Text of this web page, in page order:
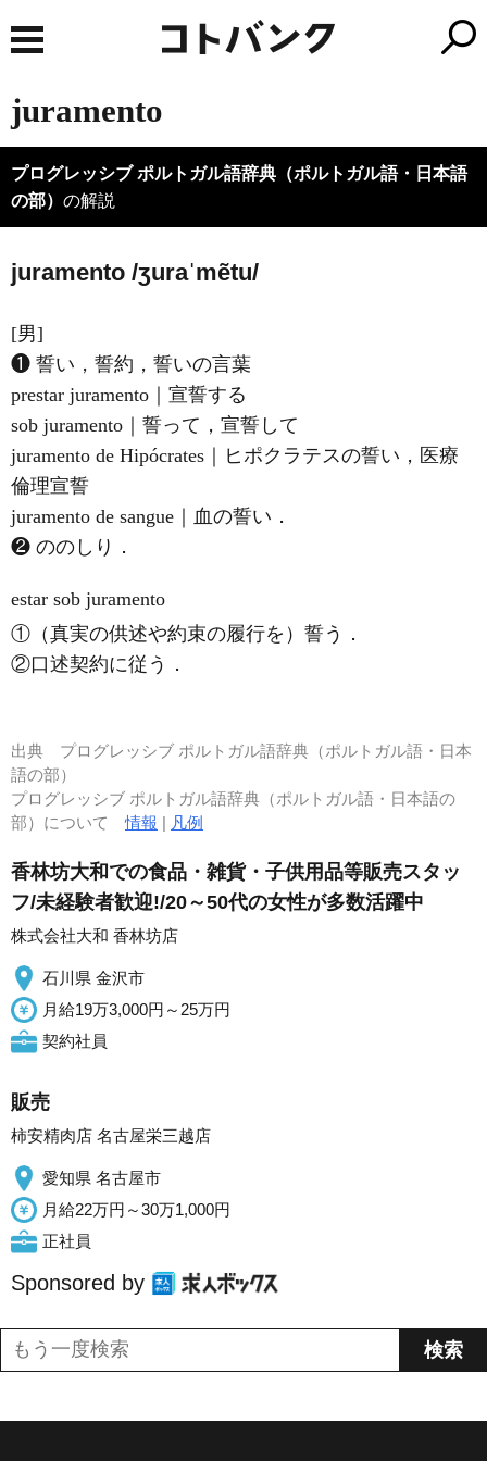
juramento
プログレッシブ ポルトガル語辞典（ポルトガル語・日本語
の部） の解説
juramento /ʒuraˈmẽtu/
[男]
❶ 誓い，誓約，誓いの言葉
prestar juramento｜宣誓する
sob juramento｜誓って，宣誓して
juramento de Hipócrates｜ヒポクラテスの誓い，医療
倫理宣誓
juramento de sangue｜血の誓い．
❷ ののしり．
estar sob juramento
①（真実の供述や約束の履行を）誓う．
②口述契約に従う．
出典 プログレッシブ ポルトガル語辞典（ポルトガル語・日本
語の部）
プログレッシブ ポルトガル語辞典（ポルトガル語・日本語の
部）について情報 | 凡例
香林坊大和での食品・雑貨・子供用品等販売スタッ
フ/未経験者歓迎!/20～50代の女性が多数活躍中
株式会社大和 香林坊店
石川県 金沢市
月給19万3,000円～25万円
契約社員
販売
柿安精肉店 名古屋栄三越店
愛知県 名古屋市
月給22万円～30万1,000円
正社員
Sponsored by